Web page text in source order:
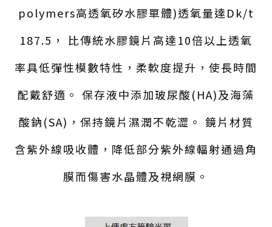
polymers高透氧矽水膠單體)透氧量達Dk/t
187.5， 比傳統水膠鏡片高達10倍以上透氧
率具低彈性模數特性，柔軟度提升，使長時間
配戴舒適。 保存液中添加玻尿酸(HA)及海藻
酸鈉(SA)，保持鏡片濕潤不乾澀。 鏡片材質
含紫外線吸收體，降低部分紫外線輻射通過角
膜而傷害水晶體及視網膜。